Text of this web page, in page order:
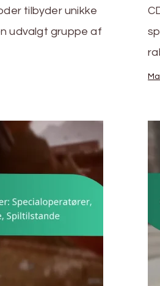
tilbyder unikke
udvalgt gruppe af